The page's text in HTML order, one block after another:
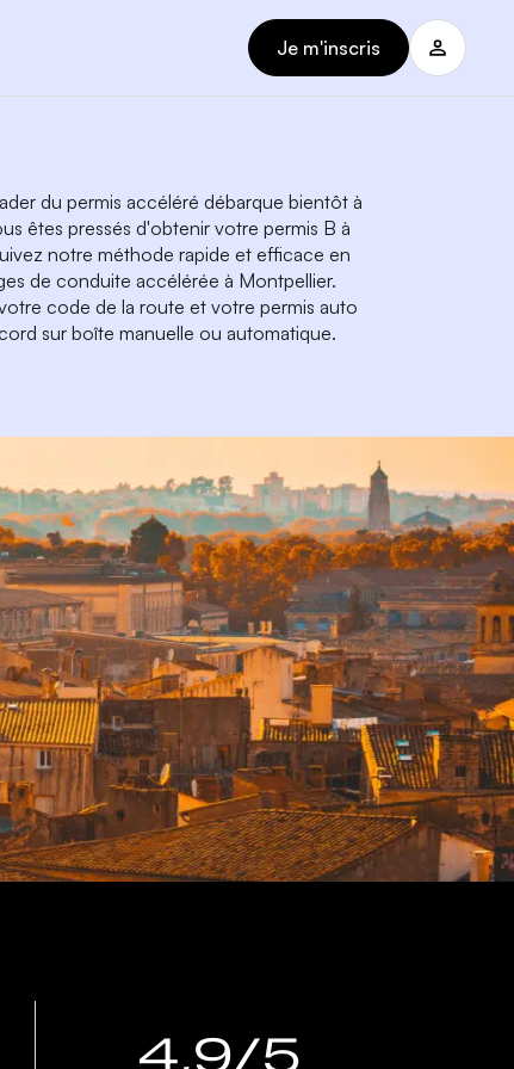
Je m'inscris
du permis accéléré débarque bientôt à
êtes pressés d'obtenir votre permis B à
notre méthode rapide et efficace en
de conduite accélérée à Montpellier.
code de la route et votre permis auto
sur boîte manuelle ou automatique.
4,9/5